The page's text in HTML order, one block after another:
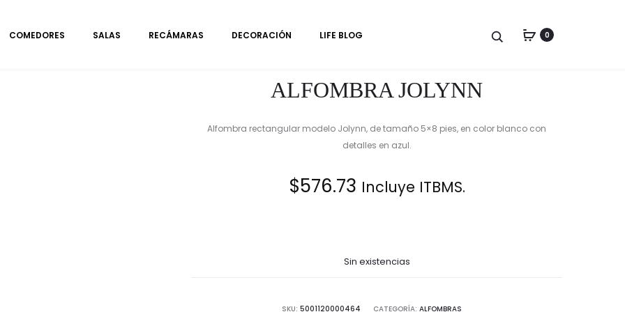
COMEDORES SALAS RECÁMARAS DECORACIÓN LIFE BLOG 0
ALFOMBRA JOLYNN
Alfombra rectangular modelo Jolynn, de tamaño 5×8 pies, en color blanco con
detalles en azul.
$576.73 Incluye ITBMS.
Sin existencias
SKU: 5001120000464 CATEGORÍA: ALFOMBRAS